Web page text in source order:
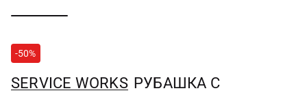
-50%
SERVICE WORKS РУБАШКА С